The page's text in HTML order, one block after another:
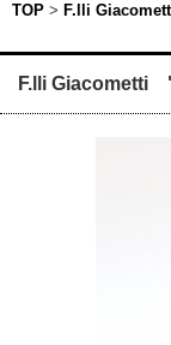
TOP > F.lli
F.lli Giacometti